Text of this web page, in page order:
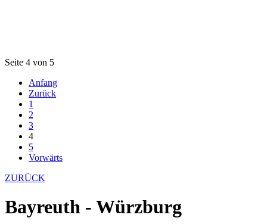
Seite 4 von 5
Anfang
Zurück
1
2
3
4
5
Vorwärts
ZURÜCK
Bayreuth - Würzburg